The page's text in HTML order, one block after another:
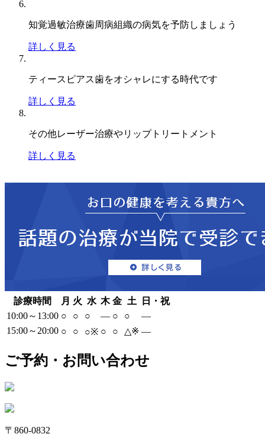
知覚過敏治療歯周病組織の病気を予防しましょう
詳しく見る
ティースピアス歯をオシャレにする時代です
詳しく見る
その他レーザー治療やリップトリートメント
詳しく見る
診療時間 月 火 水 木 金 土
日・祝
10:00～13:00 ○ ○ ○ ― ○ ○
―
15:00～20:00 ○ ○ ○※ ○ ○ △※ ―
ご予約・お問い合わせ
〒860-0832